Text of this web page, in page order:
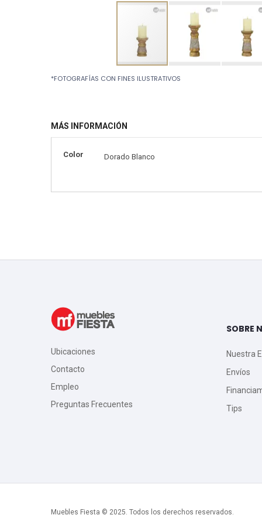
to
the
images
gallery
*FOTOGRAFÍAS CON FINES ILUSTRATIVOS
MÁS INFORMACIÓN
Más
Color Dorado Blanco
Ubicaciones
Contacto
Empleo
Preguntas Frecuentes
SOBRE
Nuestra
Envíos
Tips
Muebles Fiesta © 2025. Todos los derechos reservados.